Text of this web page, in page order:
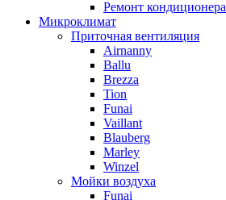
Ремонт кондиционера
Микроклимат
Приточная вентиляция
Airnanny
Ballu
Brezza
Tion
Funai
Vaillant
Blauberg
Marley
Winzel
Мойки воздуха
Funai